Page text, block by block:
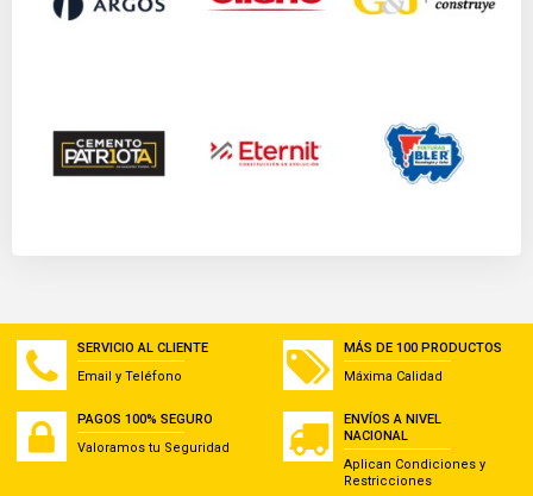
SERVICIO AL CLIENTE
Email y Teléfono
MÁS DE 100 PRODUCTOS
Máxima Calidad
PAGOS 100% SEGURO
Valoramos tu Seguridad
ENVÍOS A NIVEL
NACIONAL
Aplican Condiciones y
Restricciones